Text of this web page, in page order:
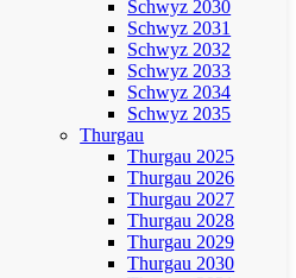
Schwyz 2030
Schwyz 2031
Schwyz 2032
Schwyz 2033
Schwyz 2034
Schwyz 2035
Thurgau
Thurgau 2025
Thurgau 2026
Thurgau 2027
Thurgau 2028
Thurgau 2029
Thurgau 2030